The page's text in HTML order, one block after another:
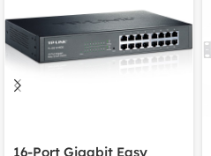
16-Port Gigabit Easy